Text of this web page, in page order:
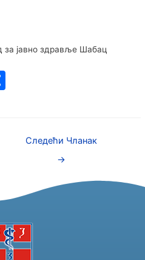
за јавно здравље Шабац
S
Следећи Чланак
→